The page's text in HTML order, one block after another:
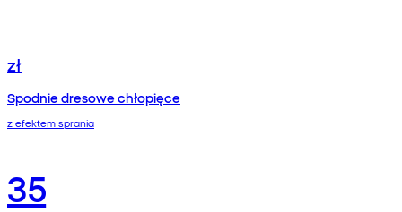
zł
Spodnie dresowe chłopięce
z efektem sprania
35